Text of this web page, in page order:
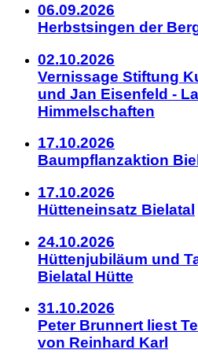
06.09.2026
Herbstsingen der
02.10.2026
Vernissage Stiftung
und Jan Eisenfeld -
Himmelschaften
17.10.2026
Baumpflanzaktion
17.10.2026
Hütteneinsatz Bielatal
24.10.2026
Hüttenjubiläum und
Bielatal Hütte
31.10.2026
Peter Brunnert liest
von Reinhard Karl